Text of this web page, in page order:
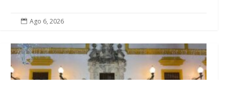
 Ago 6, 2026